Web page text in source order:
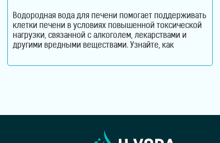
Водородная вода для печени помогает поддерживать
клетки печени в условиях повышенной токсической
нагрузки, связанной с алкоголем, лекарствами и
другими вредными веществами. Узнайте, как
оксидативного стресса и защите гепатоцитов. Печень